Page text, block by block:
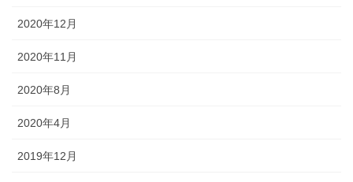
2020年12月
2020年11月
2020年8月
2020年4月
2019年12月